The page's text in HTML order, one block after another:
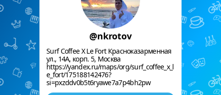
@nkrotov
Surf Coffee X Le Fort Красноказарменная
ул., 14А, корп. 5, Москва
https://yandex.ru/maps/org/surf_coffee_x_l
e_fort/175188142476?
si=pxzddv0b5t6ryawe7a7p4bh2pw